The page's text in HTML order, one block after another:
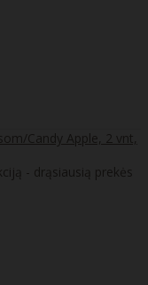
Candy Apple, 2 vnt,
- drąsiausią prekės